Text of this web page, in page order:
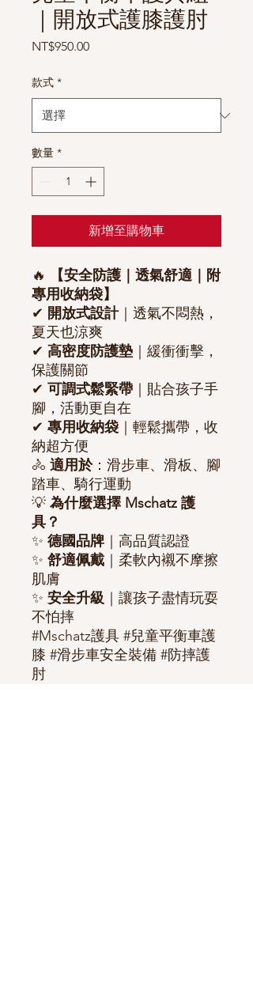
｜開放式護膝護肘
NT$950.00價
款式 *
數量 *
新增至購物車
🔥
【安全防護｜透氣舒適｜附
專用收納袋】
✔ 開放式設計｜透氣不悶熱，
夏天也涼爽
✔ 高密度防護墊 ｜緩衝衝擊，
保護關節
✔ 可調式鬆緊帶 ｜貼合孩子手
腳，活動更自在
✔ 專用收納袋 ｜輕鬆攜帶，收
納超方便
🚴 適用於：滑步車、滑板、腳
踏車、騎行運動
💡 為什麼選擇 Mschatz 護
具？
✨ 德國品牌 ｜高品質認證
✨ 舒適佩戴 ｜柔軟內襯不摩擦
肌膚
✨ 安全升級 ｜讓孩子盡情玩耍
不怕摔
#Mschatz護具 #兒童平衡車護
膝 #滑步車安全裝備 #防摔護
肘